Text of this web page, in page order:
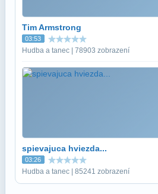
Tim Armstrong
03:53
Hudba a tanec | 78903 zobrazení
spievajuca hviezda...
03:26
Hudba a tanec | 85241 zobrazení